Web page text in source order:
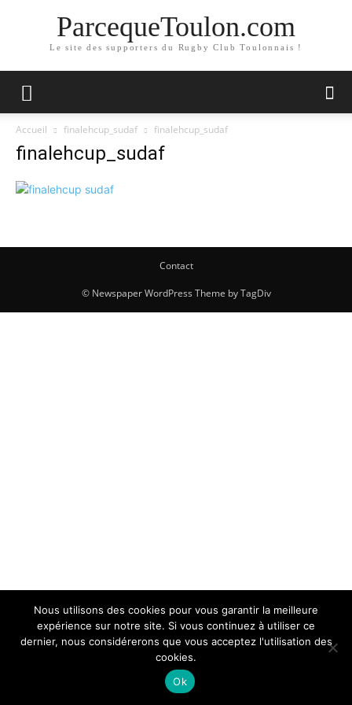
ParcequeToulon.com
Le site des supporters du Rugby Club Toulonnais !
Accueil finalehcup_sudaf finalehcup_sudaf
finalehcup_sudaf
Contact
© Newspaper WordPress Theme by TagDiv
Nous utilisons des cookies pour vous garantir la meilleure
expérience sur notre site. Si vous continuez à utiliser ce
dernier, nous considérerons que vous acceptez l'utilisation des
cookies.
Ok